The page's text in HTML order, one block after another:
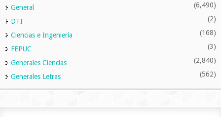
General
(6,490)
DTI (2)
Ciencias e Ingeniería (168)
FEPUC (3)
Generales Ciencias (2,840)
Generales Letras (562)